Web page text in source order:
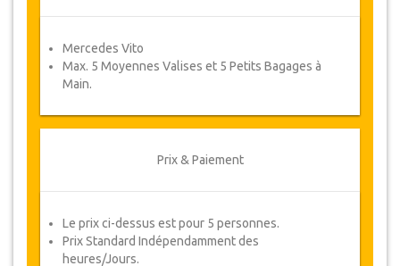
Une fois votre paiement effectué, vous serez
redirigé vers détails YourCard pour entrer vos
votre Coupon de service automatiquement.
Mercedes Vito
Max. 5 Moyennes Valises et 5 Petits Bagages à
Main.
Prix & Paiement
Le prix ci-dessus est pour 5 personnes.
Prix Standard Indépendamment des
heures/Jours.